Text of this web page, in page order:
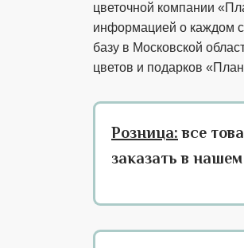
цветочной компании
информацией о каждом
базу в Московской
цветов и подарков
Розница: все
заказать в